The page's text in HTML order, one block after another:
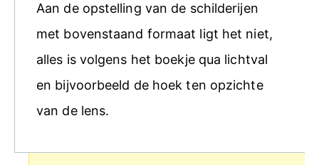
Aan de opstelling van de schilderijen
met bovenstaand formaat ligt het niet,
alles is volgens het boekje qua lichtval
en bijvoorbeeld de hoek ten opzichte
van de lens.